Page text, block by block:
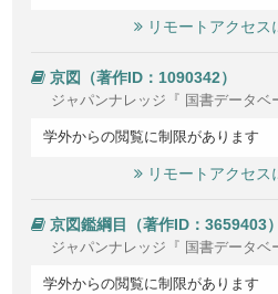
リモートアクセ
京図（著作ID：1090342）
ジャパンナレッジ『 国書データベ
学外からの閲覧に制限があります
リモートアクセ
京図鑑綱目（著作ID：3659403）
ジャパンナレッジ『 国書データベ
学外からの閲覧に制限があります